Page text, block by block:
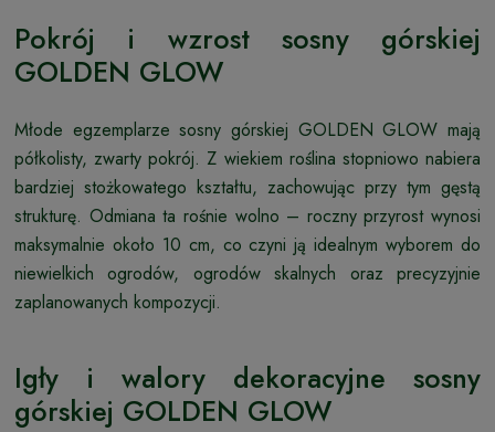
Pokrój i wzrost sosny górskiej
GOLDEN GLOW
Młode egzemplarze sosny górskiej GOLDEN GLOW mają
półkolisty, zwarty pokrój. Z wiekiem roślina stopniowo nabiera
bardziej stożkowatego kształtu, zachowując przy tym gęstą
strukturę. Odmiana ta rośnie wolno – roczny przyrost wynosi
maksymalnie około 10 cm, co czyni ją idealnym wyborem do
niewielkich ogrodów, ogrodów skalnych oraz precyzyjnie
zaplanowanych kompozycji.
Igły i walory dekoracyjne sosny
górskiej GOLDEN GLOW